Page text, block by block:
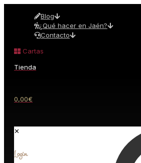
Blog
¿Qué hacer en Jaén?
Contacto
Cartas
Tienda
0,00€
✕
Login